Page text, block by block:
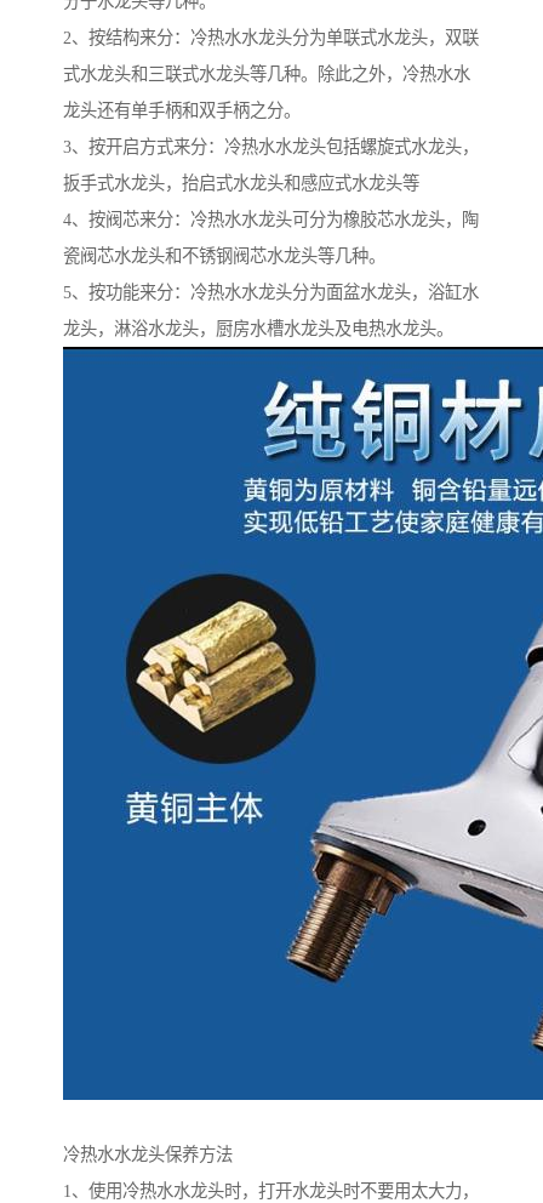
2、按结构来分：冷热水水龙头分为单联式水龙头，双联
式水龙头和三联式水龙头等几种。除此之外，冷热水水
龙头还有单手柄和双手柄之分。
3、按开启方式来分：冷热水水龙头包括螺旋式水龙头，
扳手式水龙头，抬启式水龙头和感应式水龙头等
4、按阀芯来分：冷热水水龙头可分为橡胶芯水龙头，陶
瓷阀芯水龙头和不锈钢阀芯水龙头等几种。
5、按功能来分：冷热水水龙头分为面盆水龙头，浴缸水
龙头，淋浴水龙头，厨房水槽水龙头及电热水龙头。
冷热水水龙头保养方法
1、使用冷热水水龙头时，打开水龙头时不要用太大力，